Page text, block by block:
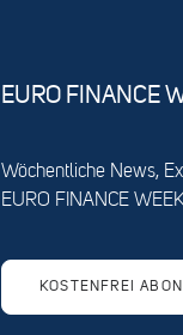
EURO FINANCE
Wöchentliche News,
EURO FINANCE
KOSTENFREI